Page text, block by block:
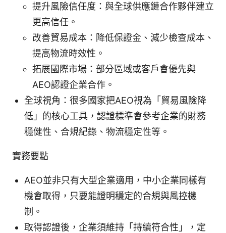
提升風險信任度：與全球供應鏈合作夥伴建立
更高信任。
改善貿易成本：降低保證金、減少檢查成本、
提高物流時效性。
拓展國際市場：部分區域或客戶會優先與
AEO認證企業合作。
全球視角：很多國家把AEO視為「貿易風險降
低」的核心工具，認證標準會參考企業的財務
穩健性、合規紀錄、物流穩定性等。
實務要點
AEO並非只有大型企業適用，中小企業同樣有
機會取得，只要能證明穩定的合規與風控機
制。
取得認證後，企業須維持「持續符合性」，定